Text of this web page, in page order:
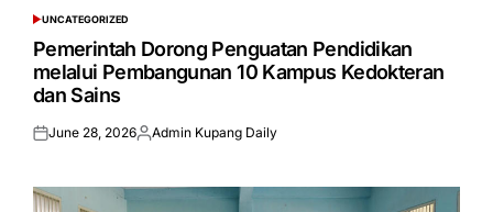
POSTED
IN
UNCATEGORIZED
Pemerintah Dorong Penguatan Pendidikan
melalui Pembangunan 10 Kampus Kedokteran
dan Sains
Posted
June 28, 2026Posted
Admin Kupang Daily